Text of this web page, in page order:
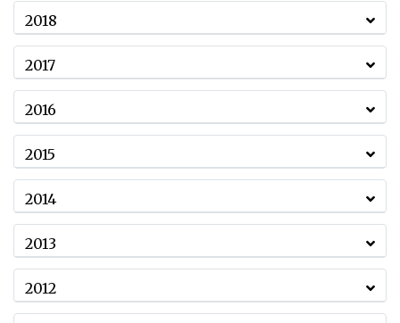
2018
2017
2016
2015
2014
2013
2012